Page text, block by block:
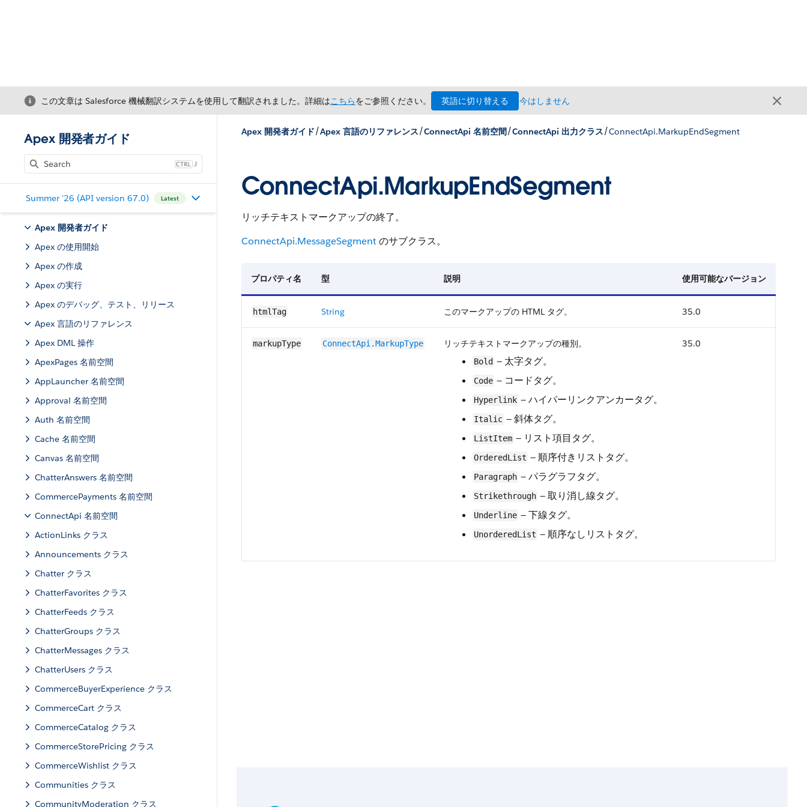
この文章は Salesforce 機械翻訳システムを使用して翻訳されました。詳細はこちらをご参照ください。 英語に切り替える 今はしません
Apex 開発者ガイド
J
Summer '26 (API version 67.0) Latest
Apex 開発者ガイド
Apex の使用開始
Apex の作成
Apex の実行
Apex のデバッグ、テスト、リリース
Apex 言語のリファレンス
Apex DML 操作
ApexPages 名前空間
AppLauncher 名前空間
Approval 名前空間
Auth 名前空間
Cache 名前空間
Canvas 名前空間
ChatterAnswers 名前空間
CommercePayments 名前空間
ConnectApi 名前空間
ActionLinks クラス
Announcements クラス
Chatter クラス
ChatterFavorites クラス
ChatterFeeds クラス
ChatterGroups クラス
ChatterMessages クラス
ChatterUsers クラス
CommerceBuyerExperience クラス
CommerceCart クラス
CommerceCatalog クラス
CommerceStorePricing クラス
CommerceWishlist クラス
Communities クラス
CommunityModeration クラス
Apex 開発者ガイド/Apex 言語のリファレンス/ConnectApi 名前空間/ConnectApi 出力クラス/ConnectApi.MarkupEndSegment
ConnectApi.MarkupEndSegment
リッチテキストマークアップの終了。
ConnectApi.MessageSegmentのサブクラス。
プロパティ名 型 説明 使用可能なバージョン
htmlTag String このマークアップの HTML タグ。 35.0
markupType ConnectApi.​MarkupType リッチテキストマークアップの種別。
Bold — 太字タグ。
Code — コードタグ。
Hyperlink — ハイパーリンクアンカータグ。
Italic — 斜体タグ。
ListItem — リスト項目タグ。
OrderedList — 順序付きリストタグ。
Paragraph — パラグラフタグ。
Strikethrough — 取り消し線タグ。
Underline — 下線タグ。
UnorderedList — 順序なしリストタグ。
35.0